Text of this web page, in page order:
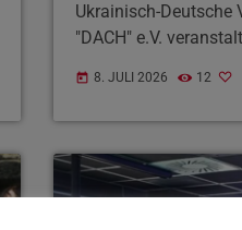
Ukrainisch-Deutsche
"DACH" e.V.
gespendete Geld geht
Verbandskästen
Eine tolle Aktion
today 8. JULI 2026 12